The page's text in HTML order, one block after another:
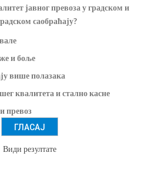
јавног превоза у градском и
саобраћају?
и боље
више полазака
квалитета и стално касне
превоз
Види резултате